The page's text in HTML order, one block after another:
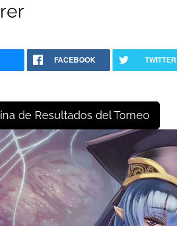
FACEBOOK TWITTER
de Resultados del Torneo